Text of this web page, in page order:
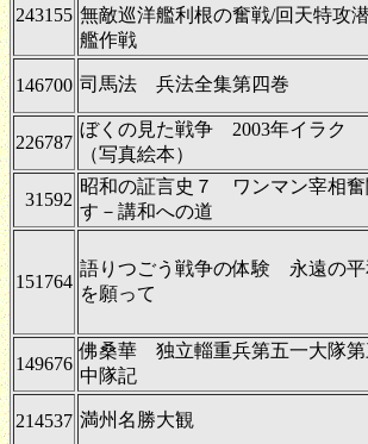
243155 無敵巡洋艦利根の奮戦/回天特攻
艦作戦
146700 司馬法 兵法全集第四巻
226787
ぼくの見た戦争 2003年イラク
（写真絵本）
31592
昭和の証言史７ ワンマン宰相奮
す－講和への道
151764
語りつごう戦争の体験 永遠の平
を願って
149676
佛桑華 独立輜重兵第五一大隊第
中隊記
214537 満州名勝大観